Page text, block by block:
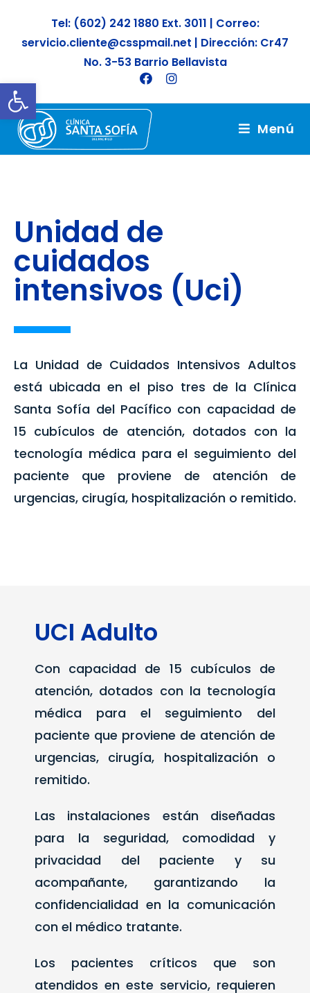
Abrir barra de herramientas
Tel: (602) 242 1880 Ext. 3011 | Correo:
servicio.cliente@csspmail.net | Dirección: Cr47
No. 3-53 Barrio Bellavista
Menú
Unidad de
cuidados
intensivos (Uci)
La Unidad de Cuidados Intensivos Adultos
está ubicada en el piso tres de la Clínica
Santa Sofía del Pacífico con capacidad de
15 cubículos de atención, dotados con la
tecnología médica para el seguimiento del
paciente que proviene de atención de
urgencias, cirugía, hospitalización o remitido.
UCI Adulto
Con capacidad de 15 cubículos de
atención, dotados con la tecnología
médica para el seguimiento del
paciente que proviene de atención de
urgencias, cirugía, hospitalización o
remitido.
Las instalaciones están diseñadas
para la seguridad, comodidad y
privacidad del paciente y su
acompañante, garantizando la
confidencialidad en la comunicación
con el médico tratante.
Los pacientes críticos que son
atendidos en este servicio, requieren